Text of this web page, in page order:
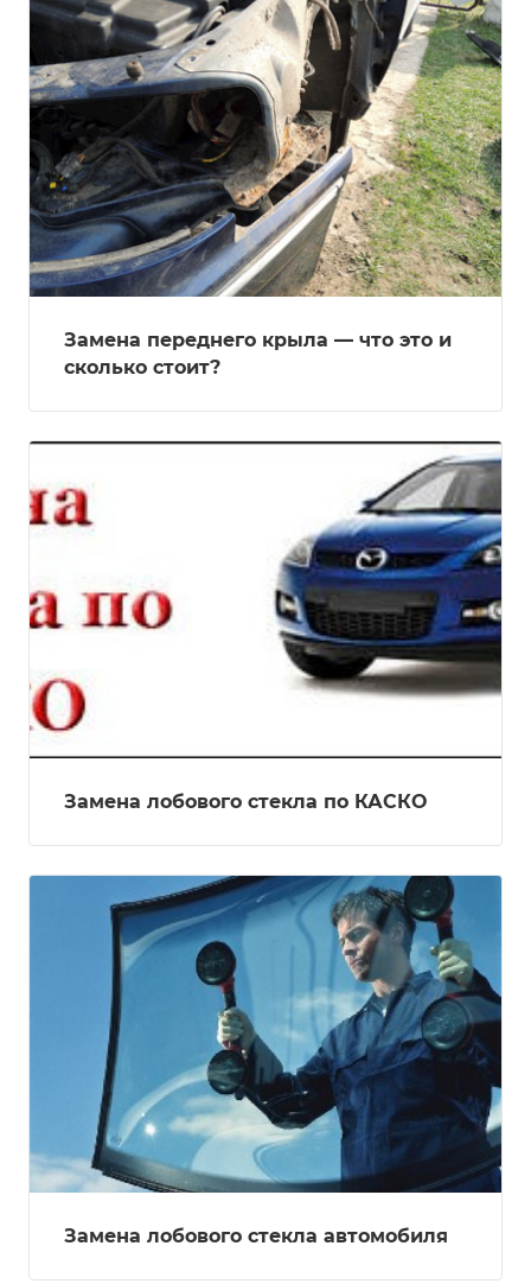
Замена переднего крыла — что это и
сколько стоит?
Замена лобового стекла по КАСКО
Замена лобового стекла автомобиля